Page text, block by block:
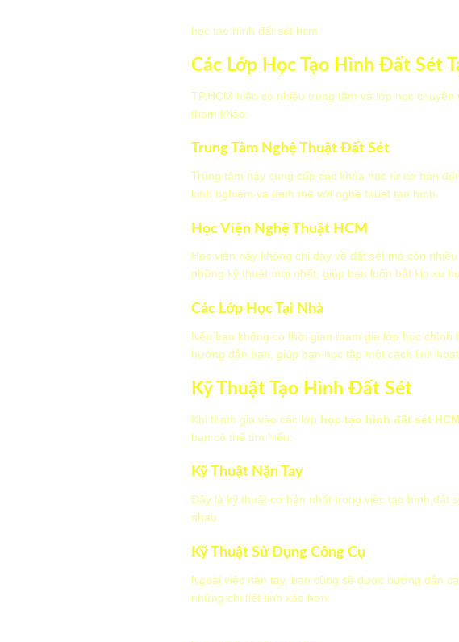
học tạo hình đất sét hcm
Các Lớp Học Tạo Hình Đất Sét
TP.HCM hiện có nhiều trung tâm và lớp học chuyên
tham khảo:
Trung Tâm Nghệ Thuật Đất Sét
Trung tâm này cung cấp các khóa học từ cơ bản
kinh nghiệm và đam mê với nghệ thuật tạo hình.
Học Viện Nghệ Thuật HCM
Học viện này không chỉ dạy về đất sét mà còn
những kỹ thuật mới nhất, giúp bạn luôn bắt kịp xu
Các Lớp Học Tại Nhà
Nếu bạn không có thời gian tham gia lớp học
hướng dẫn bạn, giúp bạn học tập một cách linh hoạt
Kỹ Thuật Tạo Hình Đất Sét
Khi tham gia vào các lớp học tạo hình đất sét HCM
bạn có thể tìm hiểu:
Kỹ Thuật Nặn Tay
Đây là kỹ thuật cơ bản nhất trong việc tạo hình đất
nhau.
Kỹ Thuật Sử Dụng Công Cụ
Ngoài việc nặn tay, bạn cũng sẽ được hướng dẫn
những chi tiết tinh xảo hơn.